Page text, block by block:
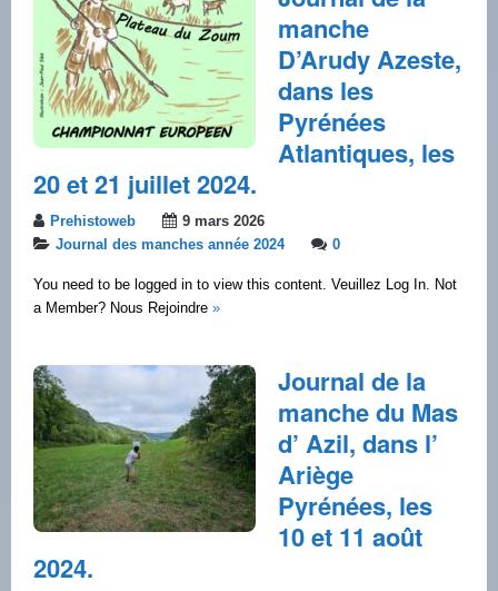
manche
D’Arudy Azeste,
dans les
Pyrénées
Atlantiques, les
20 et 21 juillet 2024.
Prehistoweb
9 mars 2026
Journal des manches année 2024
0
You need to be logged in to view this content. Veuillez Log In. Not
a Member? Nous Rejoindre »
Journal de la
manche du Mas
d’ Azil, dans l’
Ariège
Pyrénées, les
10 et 11 août
2024.